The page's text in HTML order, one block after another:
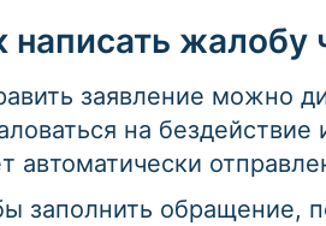
написать
заявление можно
на
автоматически
заполнить обращение,